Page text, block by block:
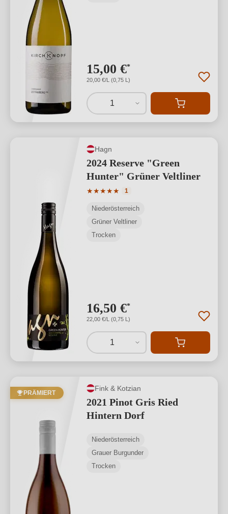
15,00 €*
20,00 €/L (0,75 L)
1
Hagn
2024 Reserve "Green
Hunter" Grüner Veltliner
★★★★★
Durchschnittliche Bewertung von 5
1
Niederösterreich
Grüner Veltliner
Trocken
16,50 €*
22,00 €/L (0,75 L)
1
PRÄMIERT
Fink & Kotzian
2021 Pinot Gris Ried
Hintern Dorf
Niederösterreich
Grauer Burgunder
Trocken